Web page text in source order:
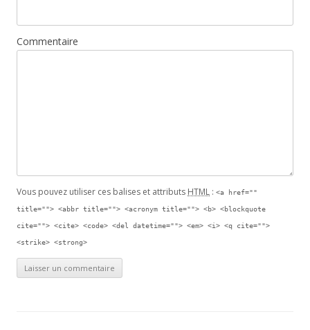
Commentaire
Vous pouvez utiliser ces balises et attributs HTML : <a href=""
title=""> <abbr title=""> <acronym title=""> <b> <blockquote
cite=""> <cite> <code> <del datetime=""> <em> <i> <q cite="">
<strike> <strong>